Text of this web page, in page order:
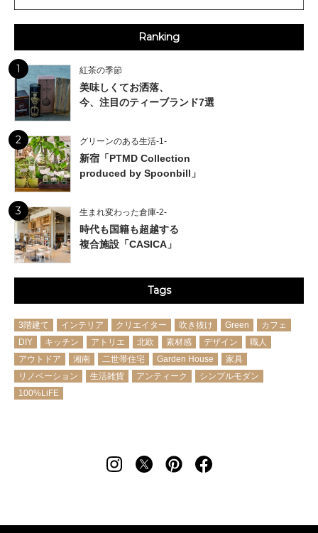
Ranking
1 紅茶の季節
美味しくてお洒落、
今、注目のティーブランド7選
2 グリーンのある生活-1-
新宿「PTMD Collection
produced by Spoonbill」
3 生まれ変わった倉庫-2-
時代も国籍も超越する
複合施設「CASICA」
Tags
3階建て インテリア クリエイター 吹き抜け Green
カフェ
DIY
キッチン アトリエ 北欧 素材感 デザイン
職人
アウトドア
湘南 二世帯住宅 Garden House
家具
リノベーション
生活雑貨 アンティーク
シンプルモダン
100%LiFE